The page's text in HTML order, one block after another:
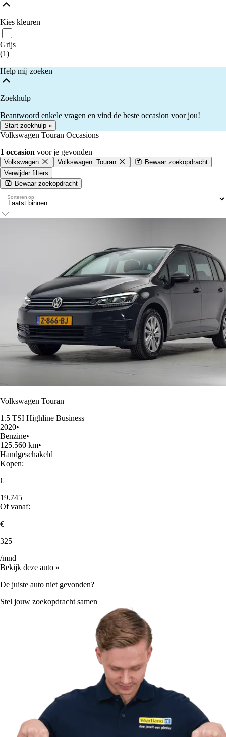
Kies kleuren
Grijs
(1)
Help mij zoeken
Zoekhulp
Beantwoord enkele vragen en vind de beste occasion voor jou!
Start zoekhulp »
Volkswagen Touran Occasions
1 occasion voor je gevonden
Volkswagen Volkswagen: Touran
Bewaar zoekopdracht
Verwijder filters
Bewaar zoekopdracht
Sorteren op
Volkswagen Touran
1.5 TSI Highline Business
2020•
Benzine•
125.560 km•
Handgeschakeld
Kopen:
€
19.745
Of vanaf:
€
325
/mnd
Bekijk deze auto »
De juiste auto niet gevonden?
Stel jouw zoekopdracht samen